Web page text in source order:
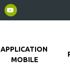
APPLICATION
MOBILE